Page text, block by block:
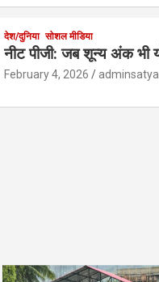
देश/दुनिया सोशल मीडिया
नीट पीजी: जब शून्य अंक भी
February 4, 2026 adminsatya